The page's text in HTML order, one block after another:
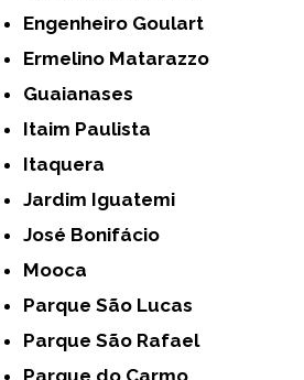
Engenheiro Goulart
Ermelino Matarazzo
Guaianases
Itaim Paulista
Itaquera
Jardim Iguatemi
José Bonifácio
Mooca
Parque São Lucas
Parque São Rafael
Parque do Carmo